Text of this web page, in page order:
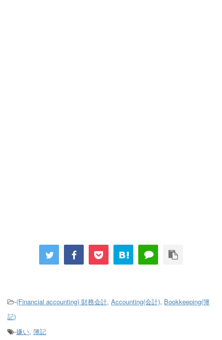
-(Financial accounting) 財務会計, Accounting(会計), Bookkeeping(簿
記)
-嫌い, 簿記